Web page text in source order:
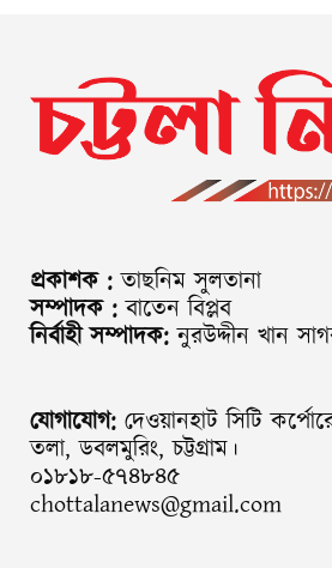
প্রকাশক : তাছনিম সুলতানা
সম্পাদক : বাতেন বিপ্লব
নির্বাহী সম্পাদক: নুরউদ্দীন খান
যোগাযোগ: দেওয়ানহাট সিটি
তলা, ডবলমুরিং, চট্টগ্রাম।
০১৮১৮-৫৭৪৮৪৫
chottalanews@gmail.com